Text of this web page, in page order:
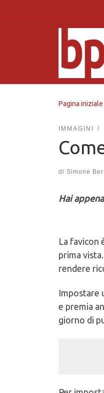
Pagina iniziale
IMMAGINI
di Simone
Hai
La favicon
prima
rendere
Impostare
e premia
giorno di